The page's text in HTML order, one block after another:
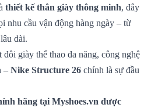
thiết kế thân giày thông minh, đây
nhu cầu vận động hàng ngày – từ
dài.
giày thể thao đa năng, công nghệ
– Nike Structure 26 chính là sự đầu
hãng tại Myshoes.vn được